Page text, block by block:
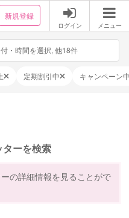
新規登録
ログイン メニュー
・時間を選択, 他18件
定期割引中 キャンペーン
ーを検索
の詳細情報を見ることがで